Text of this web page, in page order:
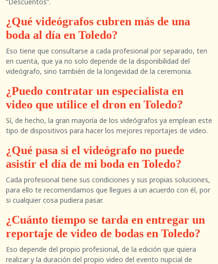
¿Qué videógrafos cubren más de una
boda al día en Toledo?
Eso tiene que consultarse a cada profesional por separado, ten
en cuenta, que ya no solo depende de la disponibilidad del
videógrafo, sino también de la longevidad de la ceremonia.
¿Puedo contratar un especialista en
video que utilice el dron en Toledo?
Sí, de hecho, la gran mayoría de los videógrafos ya emplean este
tipo de dispositivos para hacer los mejores reportajes de video.
¿Qué pasa si el videógrafo no puede
asistir el día de mi boda en Toledo?
Cada profesional tiene sus condiciones y sus propias soluciones,
para ello te recomendamos que llegues a un acuerdo con él, por
si cualquier cosa pudiera pasar.
¿Cuánto tiempo se tarda en entregar un
reportaje de video de bodas en Toledo?
Eso depende del propio profesional, de la edición que quiera
realizar y la duración del propio video del evento nupcial de